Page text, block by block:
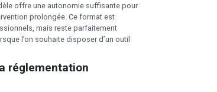
offre une autonomie suffisante pour
prolongée. Ce format est
mais reste parfaitement
l’on souhaite disposer d’un outil
réglementation